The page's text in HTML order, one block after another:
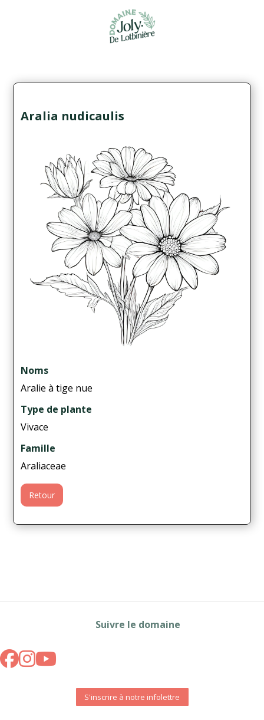
Aralia nudicaulis
Noms
Aralie à tige nue
Type de plante
Vivace
Famille
Araliaceae
Retour
Suivre le domaine
S'inscrire à notre infolettre